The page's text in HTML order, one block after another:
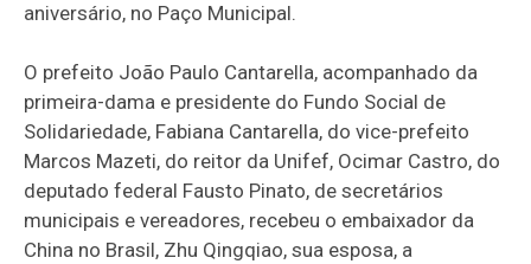
aniversário, no Paço Municipal.
O prefeito João Paulo Cantarella, acompanhado da
primeira-dama e presidente do Fundo Social de
Solidariedade, Fabiana Cantarella, do vice-prefeito
Marcos Mazeti, do reitor da Unifef, Ocimar Castro, do
deputado federal Fausto Pinato, de secretários
municipais e vereadores, recebeu o embaixador da
China no Brasil, Zhu Qingqiao, sua esposa, a